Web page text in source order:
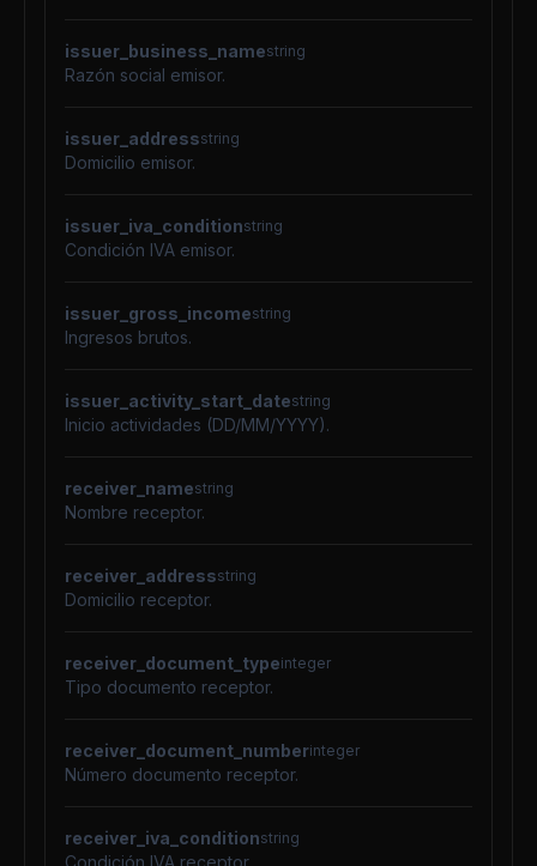
issuer_business_namestring
Razón social emisor.
issuer_addressstring
Domicilio emisor.
issuer_iva_conditionstring
Condición IVA emisor.
issuer_gross_incomestring
Ingresos brutos.
issuer_activity_start_datestring
Inicio actividades (DD/MM/YYYY).
receiver_namestring
Nombre receptor.
receiver_addressstring
Domicilio receptor.
receiver_document_typeinteger
Tipo documento receptor.
receiver_document_numberinteger
Número documento receptor.
receiver_iva_conditionstring
Condición IVA receptor.